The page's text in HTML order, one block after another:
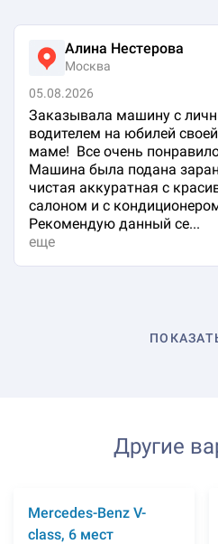
Алина Нестерова
Москва
05.08.2026
Заказывала машину с
водителем на юбилей своей
маме! Все очень
Машина была подана
чистая аккуратная с
салоном и с
Рекомендую данный се...
еще
Другие
Mercedes-Benz V-
class, 6 мест